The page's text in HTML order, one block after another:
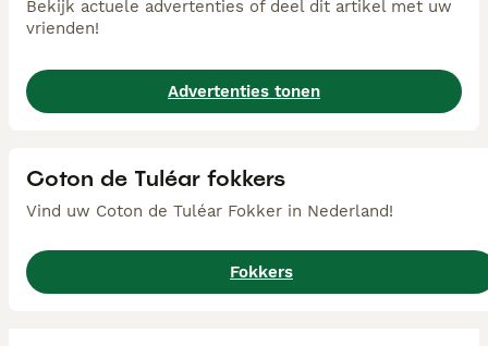
Bekijk actuele advertenties of deel dit artikel met uw
vrienden!
Advertenties tonen
Coton de Tuléar fokkers
Vind uw Coton de Tuléar Fokker in Nederland!
Fokkers